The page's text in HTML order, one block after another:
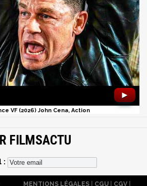
►
VF (2026) John Cena, Action
FILMSACTU
:
MENTIONS LÉGALES| CGU| CGV|